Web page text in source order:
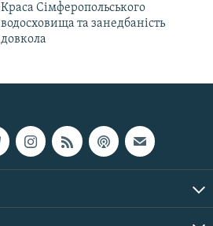
Краса Сімферопольського
водосховища та занедбаність
довкола